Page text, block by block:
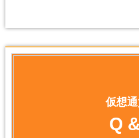
仮想
Q